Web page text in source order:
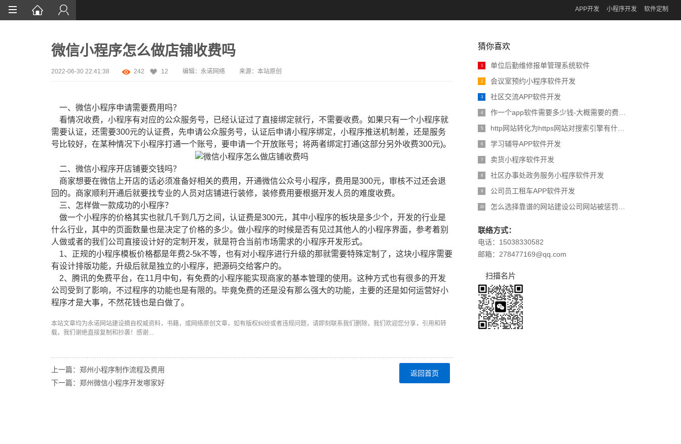
APP开发 小程序开发 软件定制
微信小程序怎么做店铺收费吗
2022-06-30 22:41:38 242 12 编辑：永诺网络 来源： 本站原创
一、微信小程序申请需要费用吗？
看情况收费，小程序有对应的公众服务号，已经认证过了直接绑定就行，不需要收费。如果只有一个小程序就
需要认证，还需要300元的认证费，先申请公众服务号，认证后申请小程序绑定，小程序推送机制差，还是服务
号比较好，在某种情况下小程序打通一个账号，要申请一个开放账号；将两者绑定打通(这部分另外收费300元)。
二、微信小程序开店铺要交钱吗？
商家想要在微信上开店的话必须准备好相关的费用，开通微信公众号小程序，费用是300元，审核不过还会退
回的。商家顺利开通后就要找专业的人员对店铺进行装修，装修费用要根据开发人员的难度收费。
三、怎样做一款成功的小程序？
做一个小程序的价格其实也就几千到几万之间，认证费是300元，其中小程序的板块是多少个，开发的行业是
什么行业，其中的页面数量也是决定了价格的多少。做小程序的时候是否有见过其他人的小程序界面，参考着别
人做或者的我们公司直接设计好的定制开发，就是符合当前市场需求的小程序开发形式。
1、正规的小程序模板价格都是年费2-5k不等，也有对小程序进行升级的那就需要特殊定制了，这块小程序需要
有设计排版功能，升级后就是独立的小程序，把源码交给客户的。
2、腾讯的免费平台，在11月中旬，有免费的小程序能实现商家的基本管理的使用。这种方式也有很多的开发
公司受到了影响，不过程序的功能也是有限的。毕竟免费的还是没有那么强大的功能，主要的还是如何运营好小
程序才是大事，不然花钱也是白做了。
本站文章均为永诺网站建设摘自权威资料，书籍，或网络原创文章，如有版权纠纷或者违规问题，请即刻联系我们删除，我们欢迎您分享，引用和转
载，我们谢绝直接复制和抄袭！感谢...
返回首页
上一篇：郑州小程序制作流程及费用
下一篇：郑州微信小程序开发哪家好
猜你喜欢
1 单位后勤维修报单管理系统软件
2 会议室预约小程序软件开发
3 社区交流APP软件开发
4 作一个app软件需要多少钱-大概需要的费用介绍
5 http网站转化为https网站对搜索引擎有什么影响
6 学习辅导APP软件开发
7 卖货小程序软件开发
8 社区办事处政务服务小程序软件开发
9 公司员工租车APP软件开发
10 怎么选择靠谱的网站建设公司网站被惩罚降权原
联络方式：
电话：15038330582
邮箱：278477169@qq.com
扫描名片